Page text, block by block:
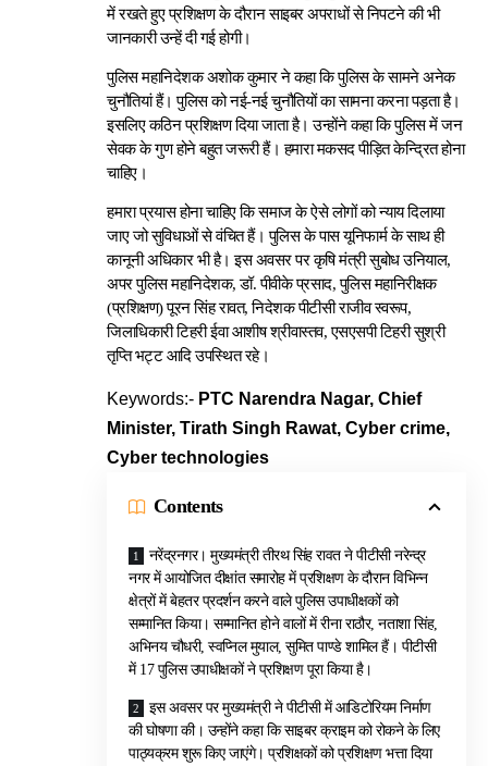
में रखते हुए प्रशिक्षण के दौरान साइबर अपराधों से निपटने की भी
जानकारी उन्हें दी गई होगी।
पुलिस महानिदेशक अशोक कुमार ने कहा कि पुलिस के सामने अनेक
चुनौतियां हैं। पुलिस को नई-नई चुनौतियों का सामना करना पड़ता है।
इसलिए कठिन प्रशिक्षण दिया जाता है। उन्होंने कहा कि पुलिस में जन
सेवक के गुण होने बहुत जरूरी हैं। हमारा मकसद पीड़ित केन्द्रित होना
चाहिए।
हमारा प्रयास होना चाहिए कि समाज के ऐसे लोगों को न्याय दिलाया
जाए जो सुविधाओं से वंचित हैं। पुलिस के पास यूनिफार्म के साथ ही
कानूनी अधिकार भी है। इस अवसर पर कृषि मंत्री सुबोध उनियाल,
अपर पुलिस महानिदेशक, डॉ. पीवीके प्रसाद, पुलिस महानिरीक्षक
(प्रशिक्षण) पूरन सिंह रावत, निदेशक पीटीसी राजीव स्वरूप,
जिलाधिकारी टिहरी ईवा आशीष श्रीवास्तव, एसएसपी टिहरी सुश्री
तृप्ति भट्ट आदि उपस्थित रहे।
Keywords:- PTC Narendra Nagar, Chief
Minister, Tirath Singh Rawat, Cyber crime,
Cyber technologies
Contents
नरेंद्रनगर। मुख्यमंत्री तीरथ सिंह रावत ने पीटीसी नरेन्द्र
नगर में आयोजित दीक्षांत समारोह में प्रशिक्षण के दौरान विभिन्न
क्षेत्रों में बेहतर प्रदर्शन करने वाले पुलिस उपाधीक्षकों को
सम्मानित किया। सम्मानित होने वालों में रीना राठौर, नताशा सिंह,
अभिनय चौधरी, स्वप्निल मुयाल, सुमित पाण्डे शामिल हैं। पीटीसी
में 17 पुलिस उपाधीक्षकों ने प्रशिक्षण पूरा किया है।
इस अवसर पर मुख्यमंत्री ने पीटीसी में आडिटोरियम निर्माण
की घोषणा की। उन्होंने कहा कि साइबर क्राइम को रोकने के लिए
पाठ्यक्रम शुरू किए जाएंगे। प्रशिक्षकों को प्रशिक्षण भत्ता दिया